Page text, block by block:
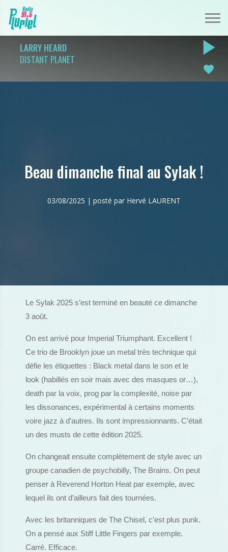
LARRY HEARD
DISTANT PLANET
play_arrow
favorite
Beau dimanche final au Sylak !
03/08/2025 | posté par Hervé LAURENT
Le Sylak 2025 s’est terminé en beauté ce dimanche
3 août.
On est arrivé pour Imperial Triumphant. Excellent !
Ce trio de Brooklyn joue un metal très technique qui
défie les étiquettes : Black metal dans le son et le
look (habillés en soir mais avec des masques or…),
death par la voix, prog par la complexité, noise par
les dissonances, expérimental à certains moments
voire jazz à d’autres. Ils sont impressionnants. C’était
un des musts de cette édition 2025.
On changeait ensuite complètement de style avec un
groupe canadien de psychobilly, The Brains. On peut
penser à Reverend Horton Heat par exemple, avec
lequel ils ont d’ailleurs fait des tournées.
Avec les britanniques de The Chisel, c’est plus punk.
On a pensé aux Stiff Little Fingers par exemple.
Carré. Efficace.